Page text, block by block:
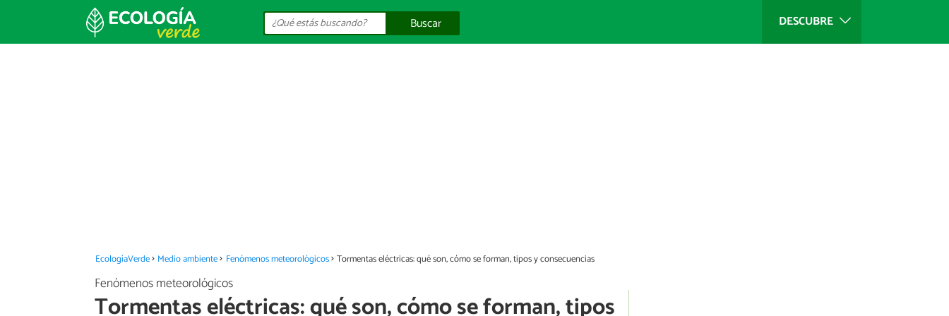
DESCUBRE
Buscar
EcologíaVerde Medio ambiente Fenómenos meteorológicos Tormentas eléctricas: qué son, cómo se forman, tipos y consecuencias
Fenómenos meteorológicos
Tormentas eléctricas: qué son, cómo se forman, tipos